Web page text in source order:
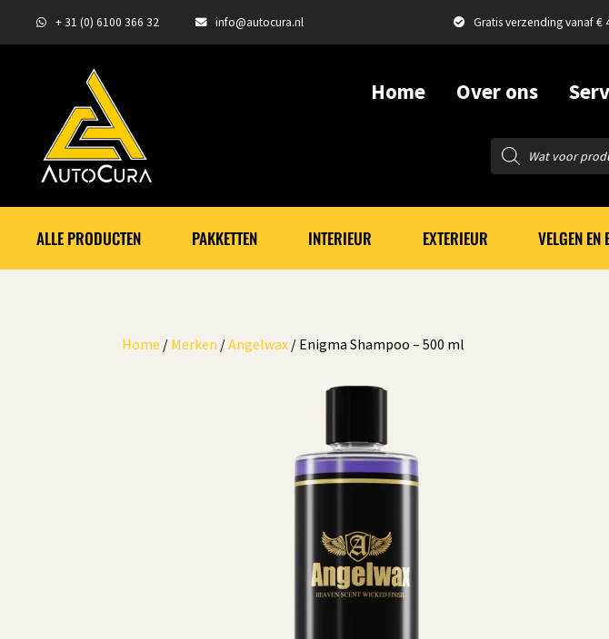
+ 31 (0) 6100 366 32 info@autocura.nl Gratis verzending vanaf €
Home Over ons
Producten
zoeken
ALLE PRODUCTEN PAKKETTEN INTERIEUR EXTERIEUR VELGEN EN
Home / Merken /Angelwax / Enigma Shampoo – 500 ml